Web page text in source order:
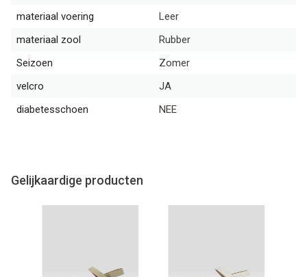
materiaal voering
Leer
materiaal zool
Rubber
Seizoen
Zomer
velcro
JA
diabetesschoen
NEE
Gelijkaardige producten